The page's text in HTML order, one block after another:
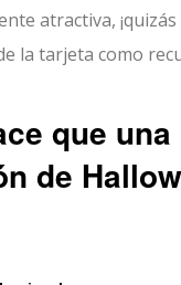
atractiva,
la tarjeta como
que una
de